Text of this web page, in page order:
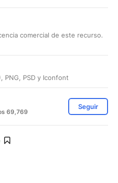
comercial de este recurso.
PNG, PSD y Iconfont
69,769
Seguir